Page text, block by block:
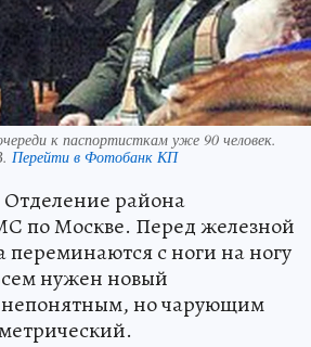
к паспортисткам уже 90 человек.
Перейти в Фотобанк КП
Отделение района
по Москве. Перед железной
переминаются с ноги на ногу
нужен новый
непонятным, но чарующим